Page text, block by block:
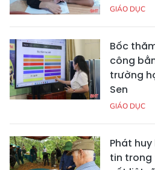
GIÁO DỤC
Bốc
công
trường
Sen
GIÁO DỤC
Phát
tin trong